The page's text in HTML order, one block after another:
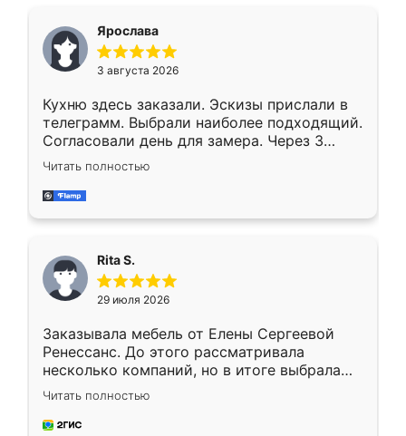
Ярослава
3 августа 2026
Кухню здесь заказали. Эскизы прислали в
телеграмм. Выбрали наиболее подходящий.
Согласовали день для замера. Через 3
недели кухня была уже готова. Остались
довольны работой. Спасибо Ренессанс
мебель за качественную работу!
Читать полностью
Rita S.
29 июля 2026
Заказывала мебель от Елены Сергеевой
Ренессанс. До этого рассматривала
несколько компаний, но в итоге выбрала
эту. Сначала обговорили условия, потом
приехал замерщик, всё спокойно объяснил
и снял размеры. Изготовили в срок, с
Читать полностью